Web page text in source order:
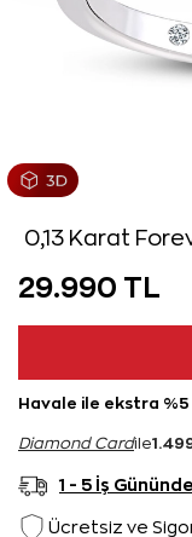
0,13 Karat
29.990 TL
Havale ile ekstra
Diamond Cardile
1 - 5 İş
Ücretsiz ve